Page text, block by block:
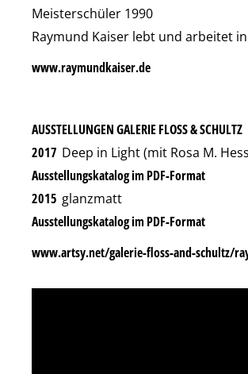
Meisterschüler 1990
Raymund Kaiser lebt und arbeitet
www.raymundkaiser.de
AUSSTELLUNGEN GALERIE FLOSS & SCHULTZ
2017 Deep in Light (mit Rosa M.
Ausstellungskatalog im PDF-Format
2015 glanzmatt
Ausstellungskatalog im PDF-Format
www.artsy.net/galerie-floss-and-schultz/